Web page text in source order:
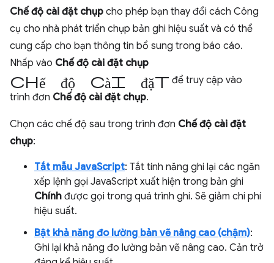
Chế độ cài đặt chụp cho phép bạn thay đổi cách Công
cụ cho nhà phát triển chụp bản ghi hiệu suất và có thể
cung cấp cho bạn thông tin bổ sung trong báo cáo.
Nhấp vào Chế độ cài đặt chụp
chế độ cài đặt để truy cập vào
trình đơn Chế độ cài đặt chụp.
Chọn các chế độ sau trong trình đơn Chế độ cài đặt
chụp:
Tắt mẫu JavaScript: Tắt tính năng ghi lại các ngăn
xếp lệnh gọi JavaScript xuất hiện trong bản ghi
Chính được gọi trong quá trình ghi. Sẽ giảm chi phí
hiệu suất.
Bật khả năng đo lường bản vẽ nâng cao (chậm):
Ghi lại khả năng đo lường bản vẽ nâng cao. Cản trở